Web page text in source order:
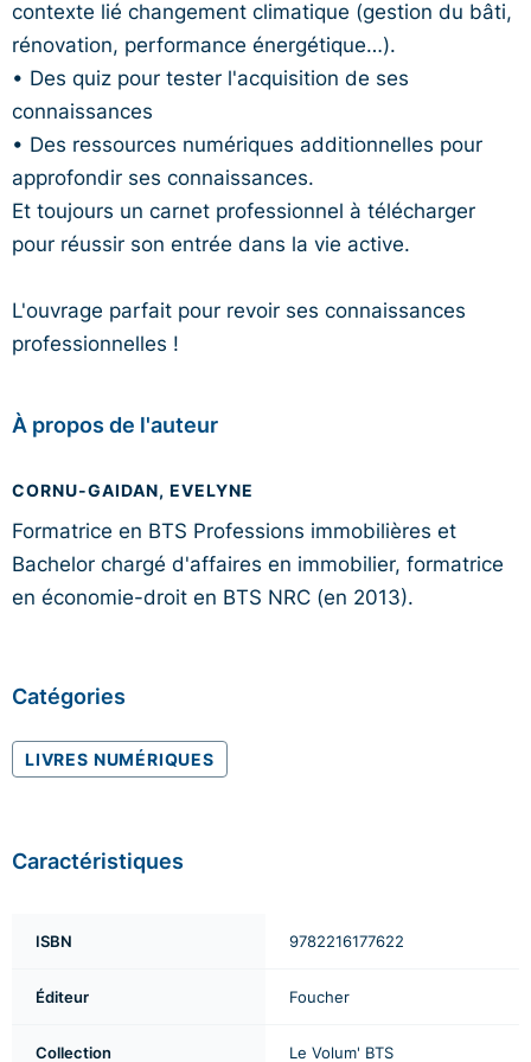
contexte lié changement climatique (gestion du bâti,
rénovation, performance énergétique…).
• Des quiz pour tester l'acquisition de ses
connaissances
• Des ressources numériques additionnelles pour
approfondir ses connaissances.
Et toujours un carnet professionnel à télécharger
pour réussir son entrée dans la vie active.
L'ouvrage parfait pour revoir ses connaissances
professionnelles !
À propos de l'auteur
CORNU-GAIDAN, EVELYNE
Formatrice en BTS Professions immobilières et
Bachelor chargé d'affaires en immobilier, formatrice
en économie-droit en BTS NRC (en 2013).
Catégories
LIVRES NUMÉRIQUES
Caractéristiques
ISBN 9782216177622
Éditeur Foucher
Collection Le Volum' BTS